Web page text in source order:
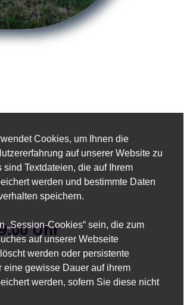
Cookies, um Ihnen die
auf unserer Website zu
sind Textdateien, die auf Ihrem
werden und bestimmte Daten
speichern.
„Session-Cookies“ sein, die zum
auf unserer Webseite
werden oder persistente
eine gewisse Dauer auf ihrem
werden, sofern Sie diese nicht
Uhr